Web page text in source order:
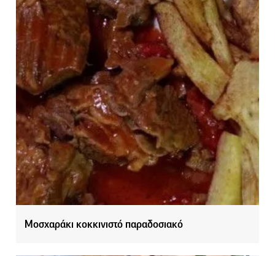
Μοσχαράκι κοκκινιστό παραδοσιακό